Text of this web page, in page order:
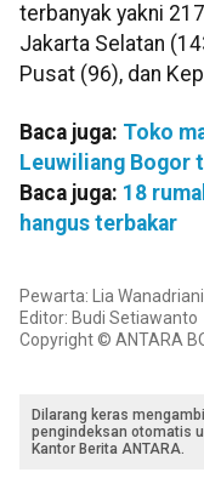
terbanyak yakni
Jakarta Selatan
Pusat (96), dan
Baca juga: Toko
Leuwiliang Bogor
Baca juga: 18
hangus terbakar
Pewarta: Lia
Editor: Budi Setiawanto
Copyright © ANTARA
Dilarang keras
pengindeksan otomatis
Kantor Berita ANTARA.